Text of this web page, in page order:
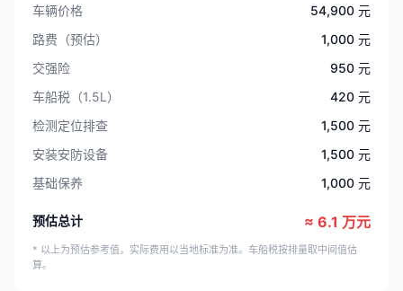
车辆价格
54,900 元
路费（预估）
1,000 元
交强险
950 元
车船税（1.5L）
420 元
检测定位排查
1,500 元
安装安防设备
1,500 元
基础保养
1,000 元
预估总计 ≈ 6.1 万元
* 以上为预估参考值，实际费用以当地标准为准。车船税按排量取中间值估
算。